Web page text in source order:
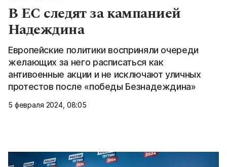
В ЕС следят за кампанией
Надеждина
Европейские политики восприняли очереди
желающих за него расписаться как
антивоенные акции и не исключают уличных
протестов после «победы Безнадеждина»
5 февраля 2024, 08:05